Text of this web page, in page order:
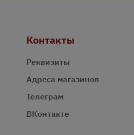
Контакты
Реквизиты
Адреса магазинов
Телеграм
ВКонтакте